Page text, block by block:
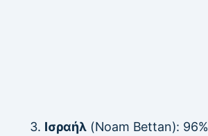
Ισραήλ(Noam Bettan): 96%